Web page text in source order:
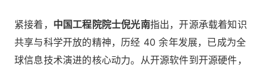
紧接着， 中国工程院院士倪光南指出，开源承载着知识
共享与科学开放的精神，历经 40 余年发展，已成为全
球信息技术演进的核心动力。从开源软件到开源硬件，